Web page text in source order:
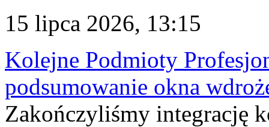
15 lipca 2026, 13:15
Kolejne Podmioty
podsumowanie okna
Zakończyliśmy integrację